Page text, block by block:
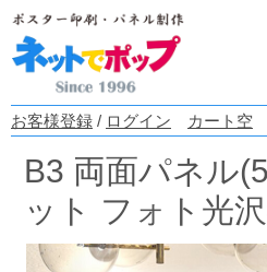
お客様登録 / ログイン カート空
B3 両面パネル
ット フォト光